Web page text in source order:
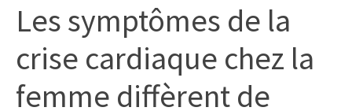
politique,
météo,
faits
et
Les symptômes de la
crise cardiaque chez la
femme diffèrent de